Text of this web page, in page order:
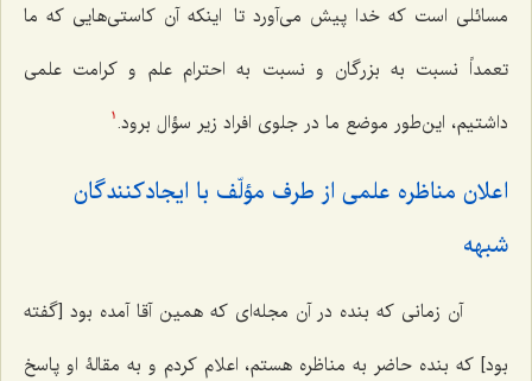
مسائلی است که خدا پیش می‌آورد تا اینکه آن کاستی‌هایی که ما
تعمدا‌ً نسبت به بزرگان و نسبت به احترام علم و کرامت علمی
داشتیم، این‌طور موضع ما در جلوی افراد زیر سؤال برود. 1
اعلان مناظره علمی از طرف مؤلّف با ایجادکنندگان
شبهه
آن زمانی که بنده در آن مجله‌ای که همین آقا آمده بود [گفته
بود] که بنده حاضر به مناظره هستم، اعلام کردم و به مقالۀ او پاسخ